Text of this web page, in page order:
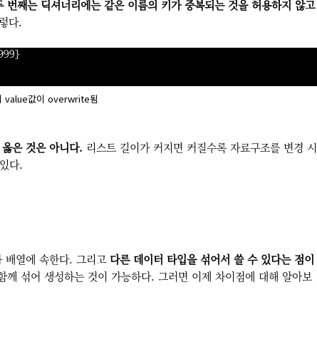
번째는 딕셔너리에는 같은 이름의 키가 중복되는 것을 허용하지 않고
다.
value값이 overwrite됨
은 것은 아니다. 리스트 길이가 커지면 커질수록 자료구조를 변경 시
다.
배열에 속한다. 그리고 다른 데이터 타입을 섞어서 쓸 수 있다는 점이
섞어 생성하는 것이 가능하다. 그러면 이제 차이점에 대해 알아보